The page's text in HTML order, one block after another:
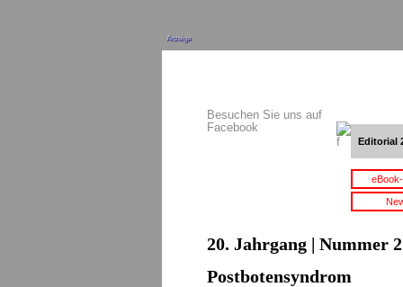
Anzeige
Besuchen Sie uns auf
Facebook
Editorial
20. Jahrgang | Nummer
Postbotensyndrom